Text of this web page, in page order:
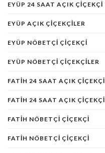
EYÜP 24 SAAT AÇIK ÇIÇEKÇI
EYÜP AÇIK ÇIÇEKÇILER
EYÜP NÖBETÇI ÇIÇEKÇI
EYÜP NÖBETÇI ÇIÇEKÇILER
FATIH 24 SAAT AÇIK ÇIÇEKÇI
FATIH 24 SAAT AÇIK ÇIÇEKÇI
FATİH NÖBETÇİ ÇİÇEKÇİ
FATIH NÖBETÇI ÇIÇEKÇI